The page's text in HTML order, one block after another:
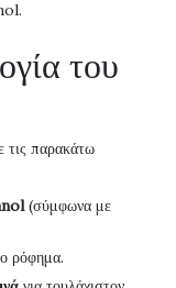
του
τις παρακάτω
(σύμφωνα με
ρόφημα.